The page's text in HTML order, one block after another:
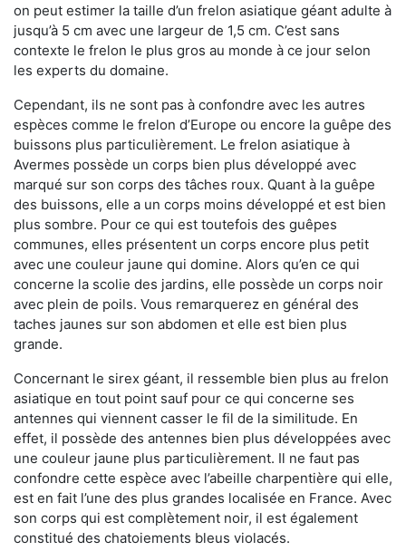
on peut estimer la taille d’un frelon asiatique géant adulte à
jusqu’à 5 cm avec une largeur de 1,5 cm. C’est sans
contexte le frelon le plus gros au monde à ce jour selon
les experts du domaine.
Cependant, ils ne sont pas à confondre avec les autres
espèces comme le frelon d’Europe ou encore la guêpe des
buissons plus particulièrement. Le frelon asiatique à
Avermes possède un corps bien plus développé avec
marqué sur son corps des tâches roux. Quant à la guêpe
des buissons, elle a un corps moins développé et est bien
plus sombre. Pour ce qui est toutefois des guêpes
communes, elles présentent un corps encore plus petit
avec une couleur jaune qui domine. Alors qu’en ce qui
concerne la scolie des jardins, elle possède un corps noir
avec plein de poils. Vous remarquerez en général des
taches jaunes sur son abdomen et elle est bien plus
grande.
Concernant le sirex géant, il ressemble bien plus au frelon
asiatique en tout point sauf pour ce qui concerne ses
antennes qui viennent casser le fil de la similitude. En
effet, il possède des antennes bien plus développées avec
une couleur jaune plus particulièrement. Il ne faut pas
confondre cette espèce avec l’abeille charpentière qui elle,
est en fait l’une des plus grandes localisée en France. Avec
son corps qui est complètement noir, il est également
constitué des chatoiements bleus violacés.